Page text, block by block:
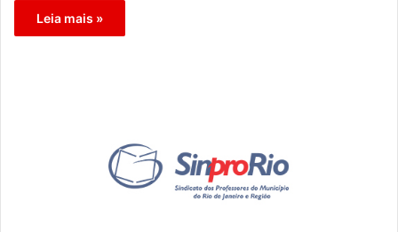
Leia mais »